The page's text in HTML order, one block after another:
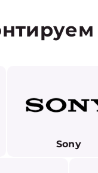
Sony